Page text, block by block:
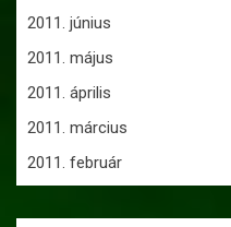
2011. június
2011. május
2011. április
2011. március
2011. február